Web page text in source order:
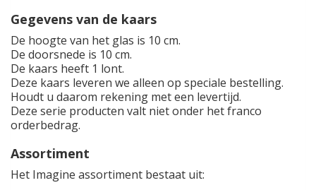
Gegevens van de kaars
De hoogte van het glas is 10 cm.
De doorsnede is 10 cm.
De kaars heeft 1 lont.
Deze kaars leveren we alleen op speciale bestelling.
Houdt u daarom rekening met een levertijd.
Deze serie producten valt niet onder het franco
orderbedrag.
Assortiment
Het Imagine assortiment bestaat uit: